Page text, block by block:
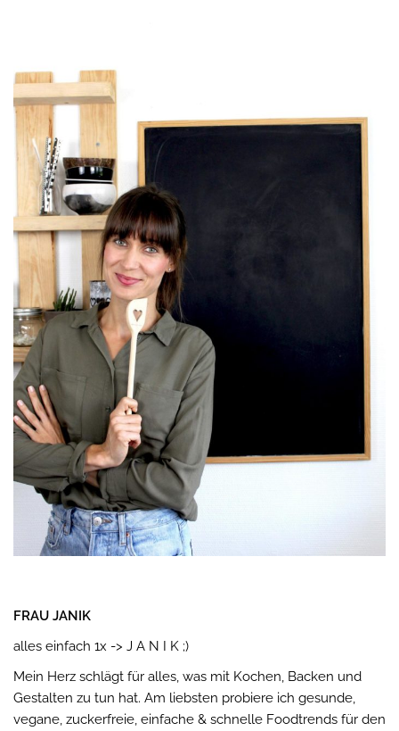
FRAU JANIK
alles einfach 1x -> J A N I K ;)
Mein Herz schlägt für alles, was mit Kochen, Backen und
Gestalten zu tun hat. Am liebsten probiere ich gesunde,
vegane, zuckerfreie, einfache & schnelle Foodtrends für den